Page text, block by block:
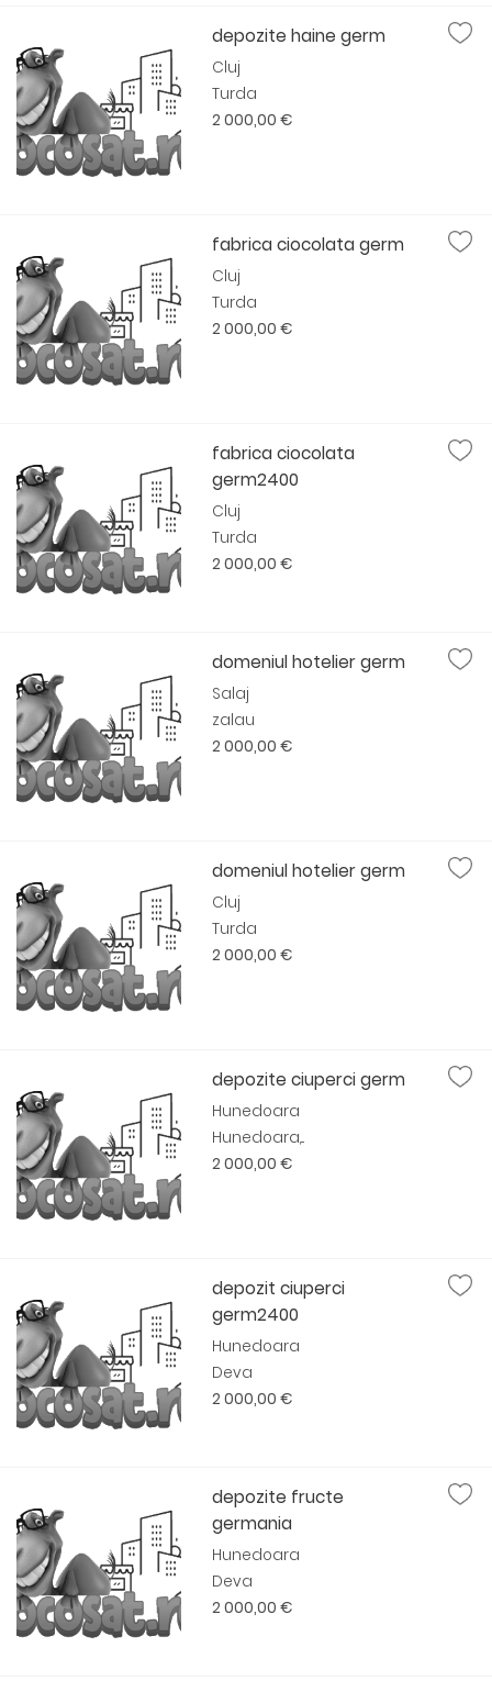
depozite haine germ
Cluj
Turda
2 000,00 €
fabrica ciocolata germ
Cluj
Turda
2 000,00 €
fabrica ciocolata
germ2400
Cluj
Turda
2 000,00 €
domeniul hotelier germ
Salaj
zalau
2 000,00 €
domeniul hotelier germ
Cluj
Turda
2 000,00 €
depozite ciuperci germ
Hunedoara
Hunedoara,...
2 000,00 €
depozit ciuperci
germ2400
Hunedoara
Deva
2 000,00 €
depozite fructe
germania
Hunedoara
Deva
2 000,00 €